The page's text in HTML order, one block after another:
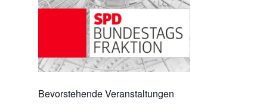
Bevorstehende Veranstaltungen